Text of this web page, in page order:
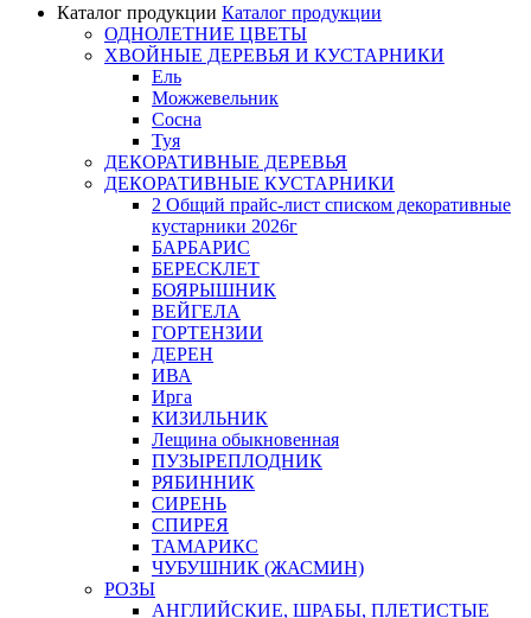
Каталог продукции Каталог продукции
ОДНОЛЕТНИЕ ЦВЕТЫ
ХВОЙНЫЕ ДЕРЕВЬЯ И КУСТАРНИКИ
Ель
Можжевельник
Сосна
Туя
ДЕКОРАТИВНЫЕ ДЕРЕВЬЯ
ДЕКОРАТИВНЫЕ КУСТАРНИКИ
2 Общий прайс-лист списком декоративные
кустарники 2026г
БАРБАРИС
БЕРЕСКЛЕТ
БОЯРЫШНИК
ВЕЙГЕЛА
ГОРТЕНЗИИ
ДЕРЕН
ИВА
Ирга
КИЗИЛЬНИК
Лещина обыкновенная
ПУЗЫРЕПЛОДНИК
РЯБИННИК
СИРЕНЬ
СПИРЕЯ
ТАМАРИКС
ЧУБУШНИК (ЖАСМИН)
РОЗЫ
АНГЛИЙСКИЕ, ШРАБЫ, ПЛЕТИСТЫЕ